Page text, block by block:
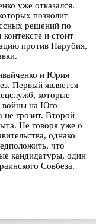
уже отказался.
позволит
решений по
и стоит
против Парубия,
и Юрия
Первый является
которые
войны на Юго-
не грозит. Второй
Не говоря уже о
однако
что
кандидатуры, один
Совбеза.